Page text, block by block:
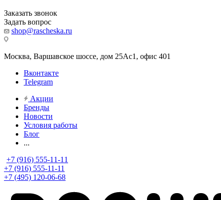
Заказать звонок
Задать вопрос
shop@rascheska.ru
Москва, Варшавское шоссе, дом 25Аc1, офис 401
Вконтакте
Telegram
Акции
Бренды
Новости
Условия работы
Блог
...
+7 (916) 555-11-11
+7 (916) 555-11-11
+7 (495) 120-06-68